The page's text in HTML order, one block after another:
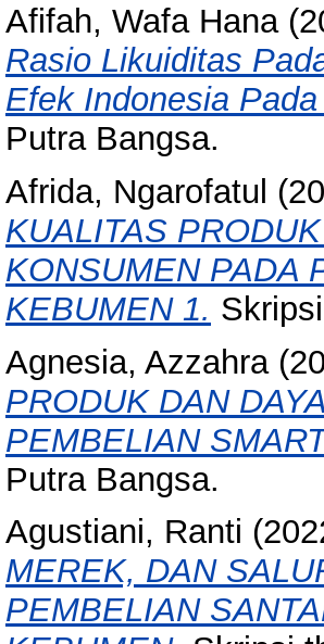
Afifah, Wafa Hana
Rasio Likuiditas
Efek Indonesia
Putra Bangsa.
Afrida, Ngarofatul
KUALITAS
KONSUMEN PADA
KEBUMEN 1.
Agnesia, Azzahra
PRODUK DAN
PEMBELIAN
Putra Bangsa.
Agustiani, Ranti
MEREK, DAN
PEMBELIAN